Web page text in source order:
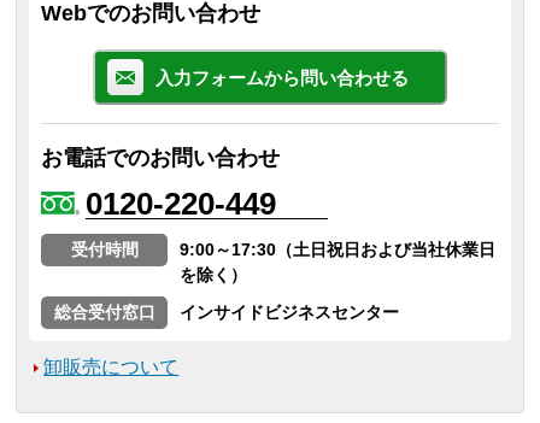
Webでのお問い合わせ
入力フォームから問い合わせる
お電話でのお問い合わせ
0120-220-449
受付時間
9:00～17:30（土日祝日および当社休業日
を除く）
総合受付窓口
インサイドビジネスセンター
卸販売について